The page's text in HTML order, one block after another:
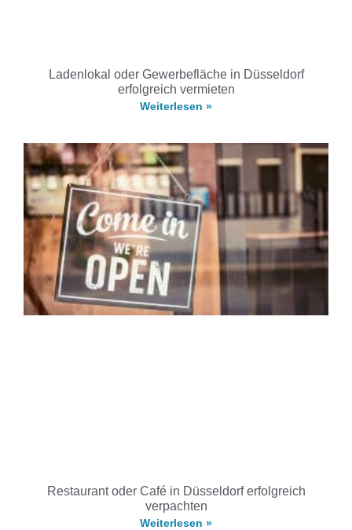
Ladenlokal oder Gewerbefläche in Düsseldorf
erfolgreich vermieten
Weiterlesen »
Restaurant oder Café in Düsseldorf erfolgreich
verpachten
Weiterlesen »